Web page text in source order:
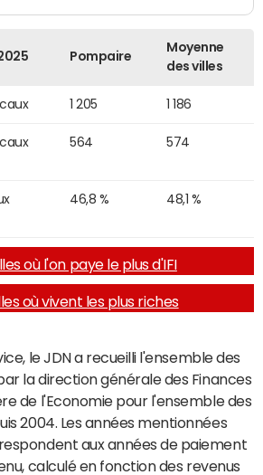
Pompaire
Moyenne
des villes
1 205 1 186
564 574
46,8 % 48,1 %
où l'on paye le plus d'IFI
où vivent les plus riches
le JDN a recueilli l'ensemble des
la direction générale des Finances
de l'Economie pour l'ensemble des
2004. Les années mentionnées
aux années de paiement
calculé en fonction des revenus